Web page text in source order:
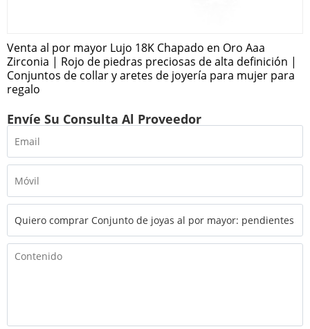
Venta al por mayor Lujo 18K Chapado en Oro Aaa
Zirconia | Rojo de piedras preciosas de alta definición |
Conjuntos de collar y aretes de joyería para mujer para
regalo
Envíe Su Consulta Al Proveedor